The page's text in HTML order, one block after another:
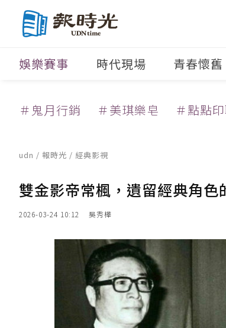
娛樂賽事 時代現場 青春懷舊
＃鬼月行銷 ＃美琪樂皂 ＃點點
udn / 報時光 / 經典影視
雙金影帝常楓，遺留經典角色
2026-03-24 10:12 吳秀樺